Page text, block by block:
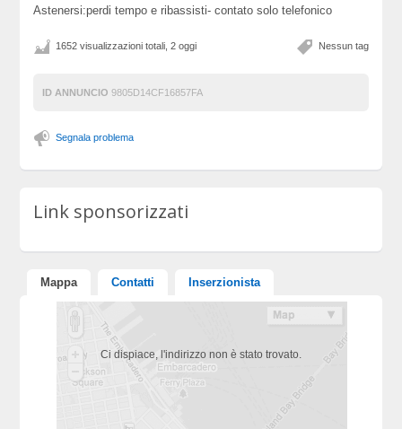
Astenersi:perdi tempo e ribassisti- contato solo telefonico
Nessun tag
1652 visualizzazioni totali, 2 oggi
ID ANNUNCIO 9805D14CF16857FA
Segnala problema
Link sponsorizzati
Mappa Contatti Inserzionista
Ci dispiace, l'indirizzo non è stato trovato.